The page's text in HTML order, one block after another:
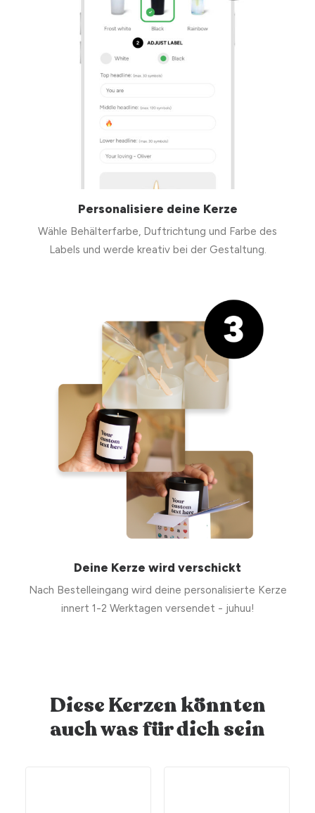
Personalisiere deine Kerze
Wähle Behälterfarbe, Duftrichtung und Farbe des
Labels und werde kreativ bei der Gestaltung.
Deine Kerze wird verschickt
Nach Bestelleingang wird deine personalisierte Kerze
innert 1-2 Werktagen versendet - juhuu!
Diese Kerzen könnten
auch was für dich sein